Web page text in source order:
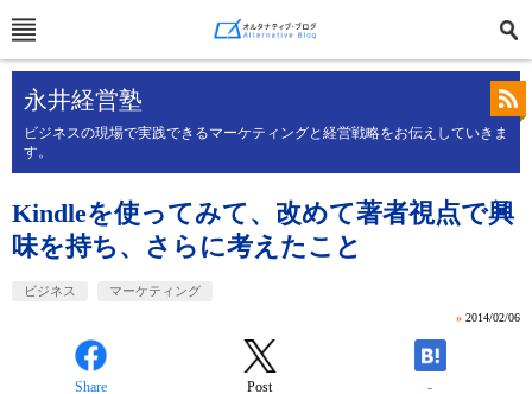
永井経営塾
ビジネスの現場で実践できるマーケティングと経営戦略をお伝えしていきま
す。
Kindleを使ってみて、改めて著者視点で興
味を持ち、さらに考えたこと
ビジネス マーケティング
» 2014/02/06
Share Post -